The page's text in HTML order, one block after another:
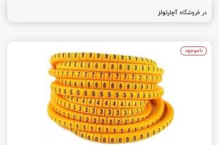
در فروشگاه آچارتولز
ناموجود